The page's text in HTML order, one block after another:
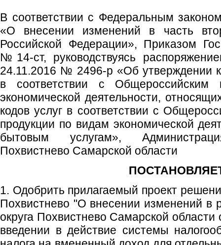
В соответствии с Федеральным
«О внесении изменений в часть
Российской Федерации», Приказом
№14-ст, руководствуясь
24.11.2016 № 2496-р «Об утверждении
в соответствии с Общероссийским
экономической деятельности,
кодов услуг в соответствии с
продукции по видам экономической
бытовым услугам»,
Похвистнево Самарской области
1. Одобрить прилагаемый проект
Похвистнево "О внесении изменений в
округа Похвистнево Самарской
введении в действие системы